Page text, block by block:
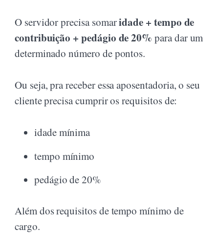
O servidor precisa somaridade + tempo de
contribuição + pedágio de 20% para dar um
determinado número de pontos.
Ou seja, pra receber essa aposentadoria, o seu
cliente precisa cumprir os requisitos de:
idade mínima
tempo mínimo
pedágio de 20%
Além dos requisitos de tempo mínimo de
cargo.